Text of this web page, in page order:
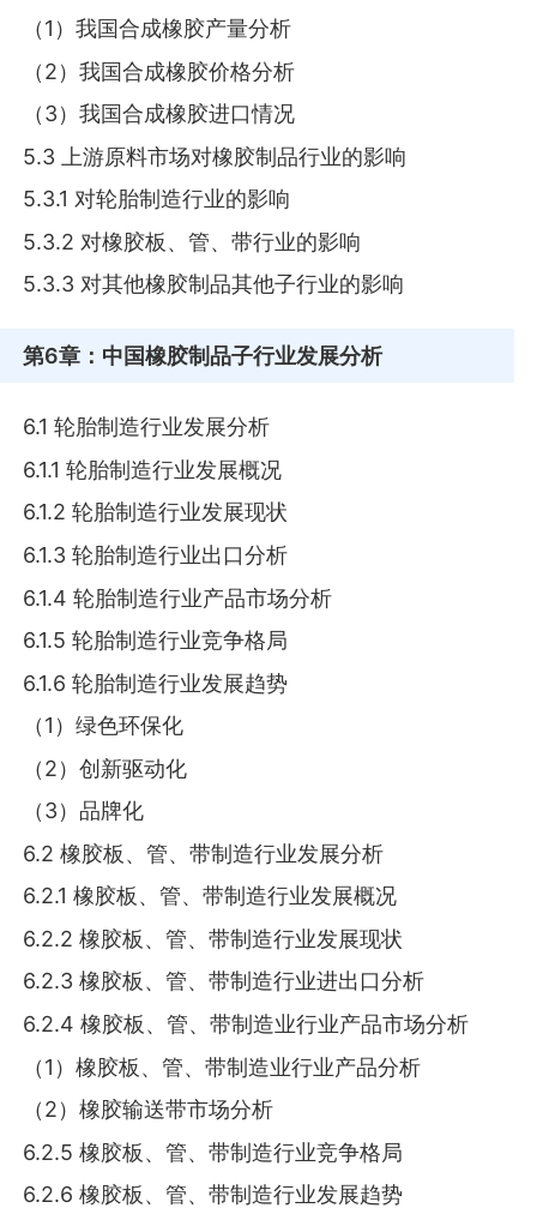
（1）我国合成橡胶产量分析
（2）我国合成橡胶价格分析
（3）我国合成橡胶进口情况
5.3 上游原料市场对橡胶制品行业的影响
5.3.1 对轮胎制造行业的影响
5.3.2 对橡胶板、管、带行业的影响
5.3.3 对其他橡胶制品其他子行业的影响
第6章 ：中国橡胶制品子行业发展分析
6.1 轮胎制造行业发展分析
6.1.1 轮胎制造行业发展概况
6.1.2 轮胎制造行业发展现状
6.1.3 轮胎制造行业出口分析
6.1.4 轮胎制造行业产品市场分析
6.1.5 轮胎制造行业竞争格局
6.1.6 轮胎制造行业发展趋势
（1）绿色环保化
（2）创新驱动化
（3）品牌化
6.2 橡胶板、管、带制造行业发展分析
6.2.1 橡胶板、管、带制造行业发展概况
6.2.2 橡胶板、管、带制造行业发展现状
6.2.3 橡胶板、管、带制造行业进出口分析
6.2.4 橡胶板、管、带制造业行业产品市场分析
（1）橡胶板、管、带制造业行业产品分析
（2）橡胶输送带市场分析
6.2.5 橡胶板、管、带制造行业竞争格局
6.2.6 橡胶板、管、带制造行业发展趋势